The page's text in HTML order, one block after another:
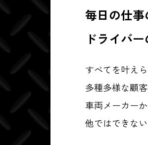
毎日の仕事
ドライバ
すべてを叶え
多種多様な顧
車両メーカー
他ではできな